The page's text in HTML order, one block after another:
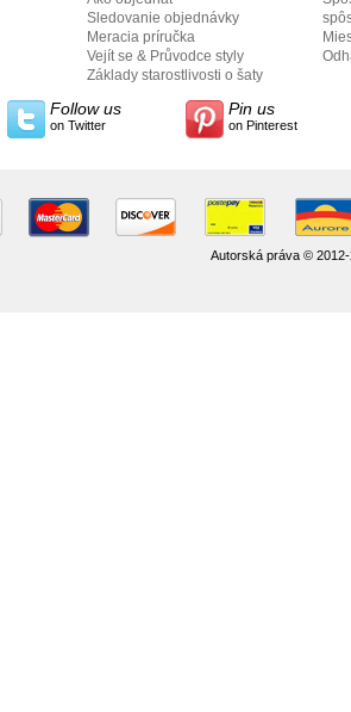
Sledovanie objednávky
Meracia príručka
Vejít se & Průvodce styly
Základy starostlivosti o šaty
Follow us
on Twitter
Pin us
on Pinterest
Autorská práva ©